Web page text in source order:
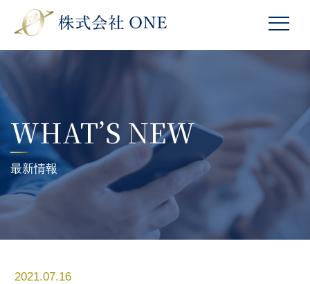
WHAT’S NEW
最新情報
2021.07.16